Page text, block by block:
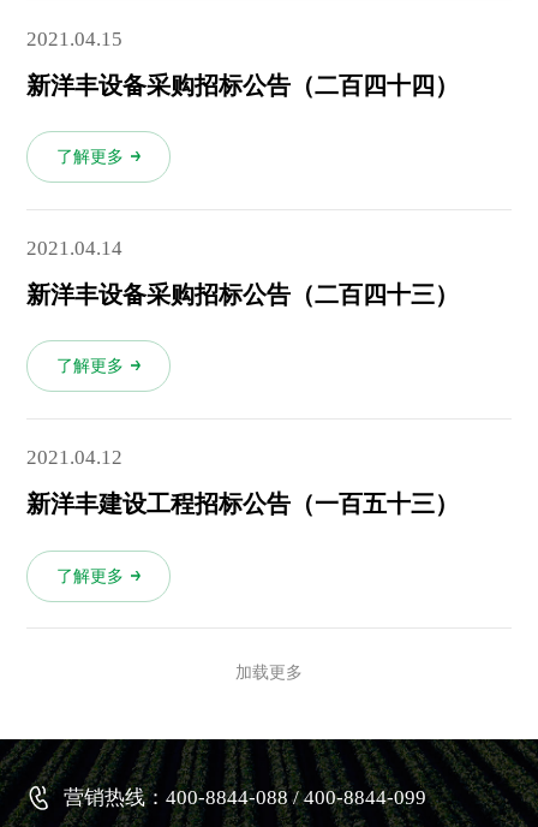
2021.04.15
新洋丰设备采购招标公告（二百四十四）
了解更多
2021.04.14
新洋丰设备采购招标公告（二百四十三）
了解更多
2021.04.12
新洋丰建设工程招标公告（一百五十三）
了解更多
加载更多
营销热线：400-8844-088 / 400-8844-099